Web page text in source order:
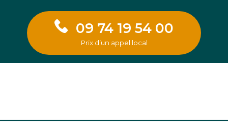
09 74 19 54 00
Prix d’un appel local